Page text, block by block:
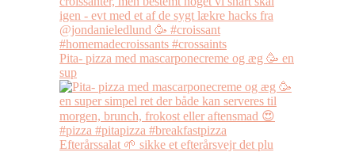
Pita- pizza med mascarponecreme og æg 🥳 en
sup
Efterårssalat 🌱 sikke et efterårsvejr det plu